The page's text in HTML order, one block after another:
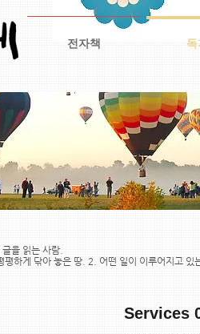
전자책
을 읽는 사람.
하게 닦아 놓은 땅. 2. 어떤 일이 이루어지고 있
Services